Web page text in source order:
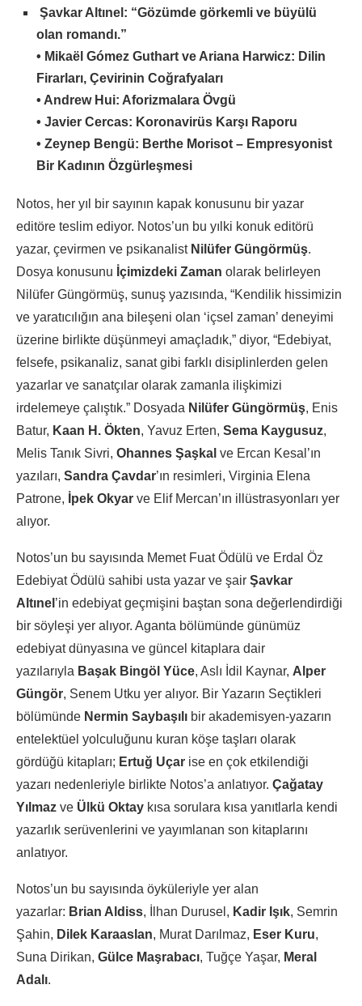
Şavkar Altınel: “Gözümde görkemli ve büyülü
olan romandı.”
• Mikaël Gómez Guthart ve Ariana Harwicz: Dilin
Firarları, Çevirinin Coğrafyaları
• Andrew Hui: Aforizmalara Övgü
• Javier Cercas: Koronavirüs Karşı Raporu
• Zeynep Bengü: Berthe Morisot – Empresyonist
Bir Kadının Özgürleşmesi
Notos, her yıl bir sayının kapak konusunu bir yazar
editöre teslim ediyor. Notos’un bu yılki konuk editörü
yazar, çevirmen ve psikanalist Nilüfer Güngörmüş.
Dosya konusunu İçimizdeki Zaman olarak belirleyen
Nilüfer Güngörmüş, sunuş yazısında, “Kendilik hissimizin
ve yaratıcılığın ana bileşeni olan ‘içsel zaman’ deneyimi
üzerine birlikte düşünmeyi amaçladık,” diyor, “Edebiyat,
felsefe, psikanaliz, sanat gibi farklı disiplinlerden gelen
yazarlar ve sanatçılar olarak zamanla ilişkimizi
irdelemeye çalıştık.” Dosyada Nilüfer Güngörmüş, Enis
Batur, Kaan H. Ökten, Yavuz Erten, Sema Kaygusuz,
Melis Tanık Sivri, Ohannes Şaşkal ve Ercan Kesal’ın
yazıları, Sandra Çavdar’ın resimleri, Virginia Elena
Patrone, İpek Okyar ve Elif Mercan’ın illüstrasyonları yer
alıyor.
Notos’un bu sayısında Memet Fuat Ödülü ve Erdal Öz
Edebiyat Ödülü sahibi usta yazar ve şair Şavkar
Altınel ’in edebiyat geçmişini baştan sona değerlendirdiği
bir söyleşi yer alıyor. Aganta bölümünde günümüz
edebiyat dünyasına ve güncel kitaplara dair
yazılarıyla Başak Bingöl Yüce, Aslı İdil Kaynar, Alper
Güngör, Senem Utku yer alıyor. Bir Yazarın Seçtikleri
bölümünde Nermin Saybaşılı bir akademisyen-yazarın
entelektüel yolculuğunu kuran köşe taşları olarak
gördüğü kitapları; Ertuğ Uçar ise en çok etkilendiği
yazarı nedenleriyle birlikte Notos’a anlatıyor. Çağatay
Yılmaz ve Ülkü Oktay kısa sorulara kısa yanıtlarla kendi
yazarlık serüvenlerini ve yayımlanan son kitaplarını
anlatıyor.
Notos’un bu sayısında öyküleriyle yer alan
yazarlar: Brian Aldiss, İlhan Durusel, Kadir Işık, Semrin
Şahin, Dilek Karaaslan, Murat Darılmaz, Eser Kuru,
Suna Dirikan, Gülce Maşrabacı, Tuğçe Yaşar, Meral
Adalı.